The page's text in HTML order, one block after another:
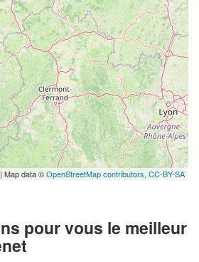
| Map data ©OpenStreetMap contributors, CC-BY-SA
pour vous le meilleur